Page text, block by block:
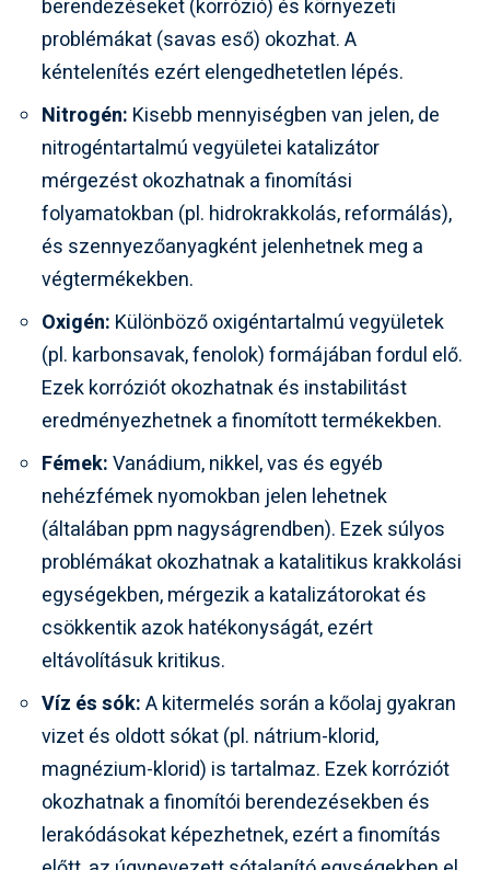
berendezéseket (korrózió) és környezeti
problémákat (savas eső) okozhat. A
kéntelenítés ezért elengedhetetlen lépés.
Nitrogén: Kisebb mennyiségben van jelen, de
nitrogéntartalmú vegyületei katalizátor
mérgezést okozhatnak a finomítási
folyamatokban (pl. hidrokrakkolás, reformálás),
és szennyezőanyagként jelenhetnek meg a
végtermékekben.
Oxigén: Különböző oxigéntartalmú vegyületek
(pl. karbonsavak, fenolok) formájában fordul elő.
Ezek korróziót okozhatnak és instabilitást
eredményezhetnek a finomított termékekben.
Fémek:Vanádium, nikkel, vas és egyéb
nehézfémek nyomokban jelen lehetnek
(általában ppm nagyságrendben). Ezek súlyos
problémákat okozhatnak a katalitikus krakkolási
egységekben, mérgezik a katalizátorokat és
csökkentik azok hatékonyságát, ezért
eltávolításuk kritikus.
Víz és sók:A kitermelés során a kőolaj gyakran
vizet és oldott sókat (pl. nátrium-klorid,
magnézium-klorid) is tartalmaz. Ezek korróziót
okozhatnak a finomítói berendezésekben és
lerakódásokat képezhetnek, ezért a finomítás